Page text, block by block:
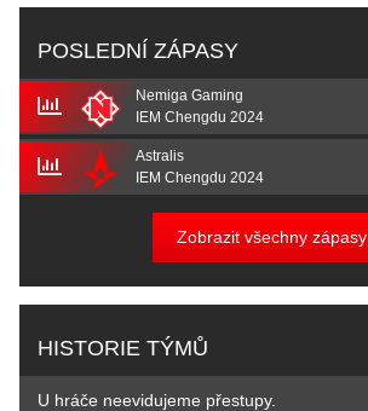
POSLEDNÍ ZÁPASY
Nemiga Gaming
IEM Chengdu 2024
Astralis
IEM Chengdu 2024
Zobrazit všechny zápasy
HISTORIE TÝMŮ
U hráče neevidujeme přestupy.